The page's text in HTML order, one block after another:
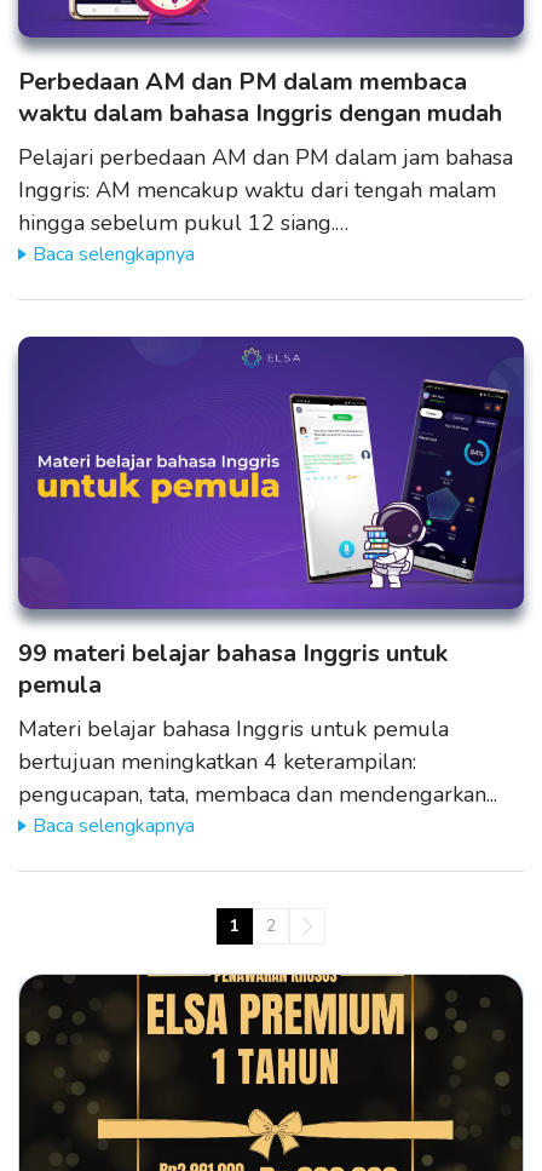
Perbedaan AM dan PM dalam membaca
waktu dalam bahasa Inggris dengan mudah
Pelajari perbedaan AM dan PM dalam jam bahasa
Inggris: AM mencakup waktu dari tengah malam
hingga sebelum pukul 12 siang.…
Baca selengkapnya
99 materi belajar bahasa Inggris untuk
pemula
Materi belajar bahasa Inggris untuk pemula
bertujuan meningkatkan 4 keterampilan:
pengucapan, tata, membaca dan mendengarkan...
Baca selengkapnya
1 2